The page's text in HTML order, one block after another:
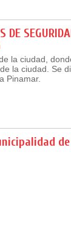
DE
la ciudad,
la ciudad. Se
Pinamar.
de